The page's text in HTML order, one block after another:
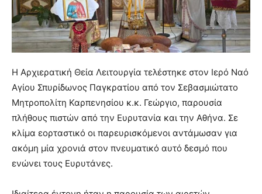
Η Αρχιερατική Θεία Λειτουργία τελέστηκε στον Ιερό Ναό
Αγίου Σπυρίδωνος Παγκρατίου από τον Σεβασμιώτατο
Μητροπολίτη Καρπενησίου κ.κ. Γεώργιο, παρουσία
πλήθους πιστών από την Ευρυτανία και την Αθήνα. Σε
κλίμα εορταστικό οι παρευρισκόμενοι αντάμωσαν για
ακόμη μία χρονιά στον πνευματικό αυτό δεσμό που
ενώνει τους Ευρυτάνες.